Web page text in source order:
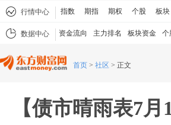
行情中心 指数 期指 期权 个股 板块
数据中心 资金流向 主力排名 板块资金 个
首页 > 社区 > 正文
【债市晴雨表7